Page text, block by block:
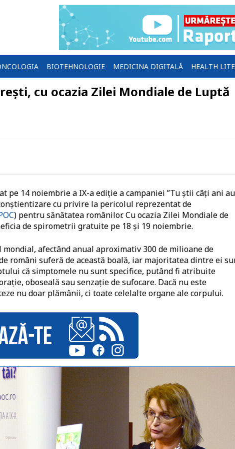
BIOTEHNOLOGIE MEDICINA DIGITALĂ HEALTH
cu ocazia Zilei Mondiale de Luptă
pe 14 noiembrie a IX-a ediție a campaniei ”Tu știi câți ani au
cu privire la pericolul reprezentat de
) pentru sănătatea românilor. Cu ocazia Zilei Mondiale de
de spirometrii gratuite pe 18 și 19 noiembrie.
afectând anual aproximativ 300 de milioane de
români suferă de această boală, iar majoritatea dintre ei
că simptomele nu sunt specifice, putând fi atribuite
oboseală sau senzație de sufocare. Dacă nu este
nu doar plămânii, ci toate celelalte organe ale corpului.